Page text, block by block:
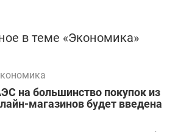
в теме «Экономика»
на большинство покупок из
магазинов будет введена